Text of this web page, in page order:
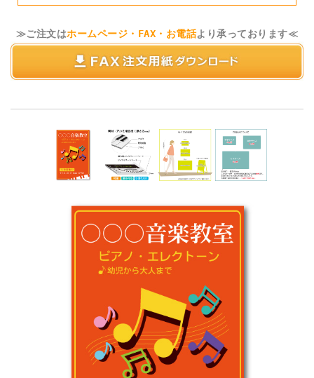
≫ご注文はホームページ・FAX・お電話より承っております≪